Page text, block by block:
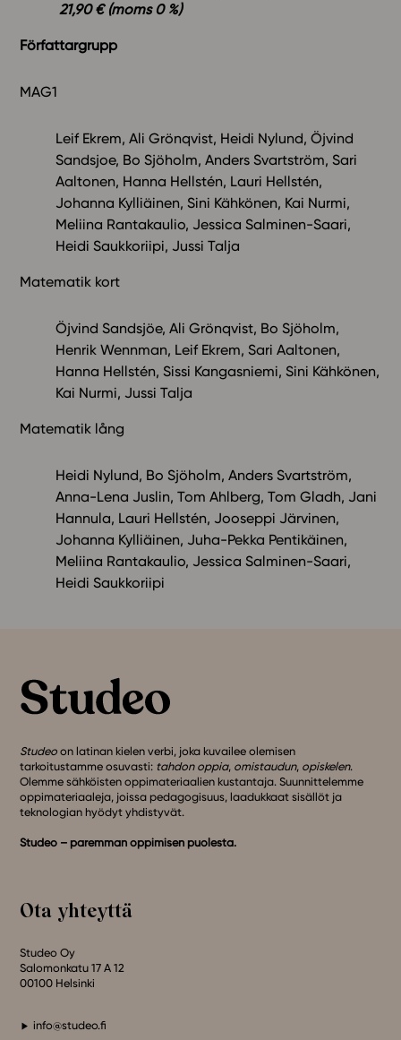
21,90 € (moms 0 %)
Författargrupp
MAG1
Leif Ekrem, Ali Grönqvist, Heidi Nylund, Öjvind
Sandsjoe, Bo Sjöholm, Anders Svartström, Sari
Aaltonen, Hanna Hellstén, Lauri Hellstén,
Johanna Kylliäinen, Sini Kähkönen, Kai Nurmi,
Meliina Rantakaulio, Jessica Salminen-Saari,
Heidi Saukkoriipi, Jussi Talja
Matematik kort
Öjvind Sandsjöe, Ali Grönqvist, Bo Sjöholm,
Henrik Wennman, Leif Ekrem, Sari Aaltonen,
Hanna Hellstén, Sissi Kangasniemi, Sini Kähkönen,
Kai Nurmi, Jussi Talja
Matematik lång
Heidi Nylund, Bo Sjöholm, Anders Svartström,
Anna-Lena Juslin, Tom Ahlberg, Tom Gladh, Jani
Hannula, Lauri Hellstén, Jooseppi Järvinen,
Johanna Kylliäinen, Juha-Pekka Pentikäinen,
Meliina Rantakaulio, Jessica Salminen-Saari,
Heidi Saukkoriipi
Studeo on latinan kielen verbi, joka kuvailee olemisen
tarkoitustamme osuvasti: tahdon oppia, omistaudun, opiskelen.
Olemme sähköisten oppimateriaalien kustantaja. Suunnittelemme
oppimateriaaleja, joissa pedagogisuus, laadukkaat sisällöt ja
teknologian hyödyt yhdistyvät.
Studeo – paremman oppimisen puolesta.
Ota yhteyttä
Studeo Oy
Salomonkatu 17 A 12
00100 Helsinki
info@studeo.fi